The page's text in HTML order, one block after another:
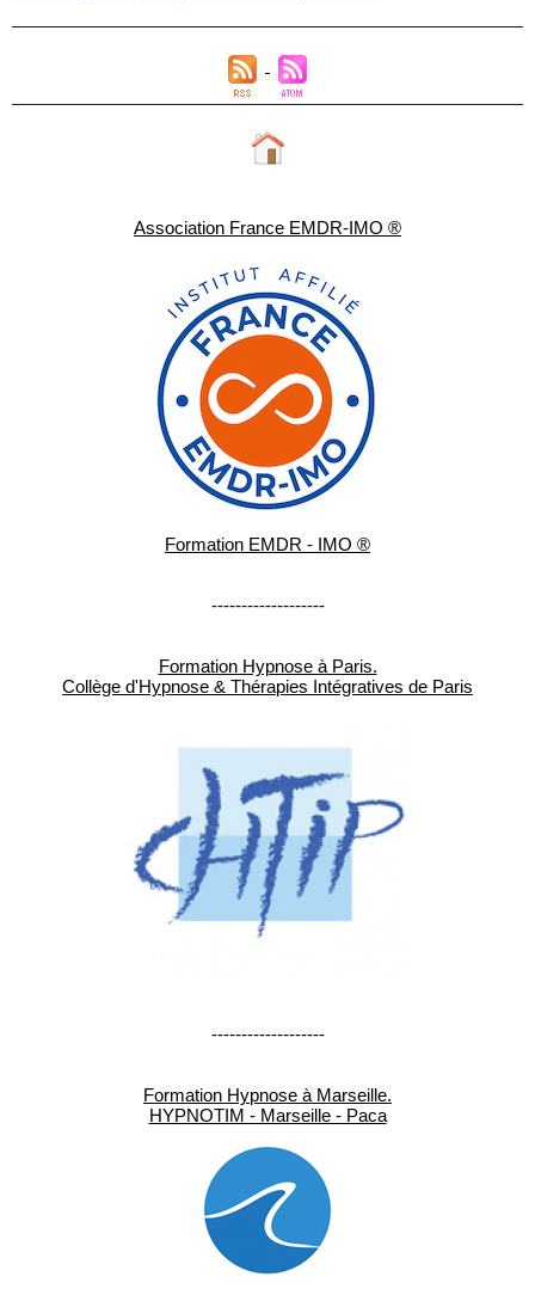
Association France EMDR-IMO ®
Formation EMDR - IMO ®
-------------------
Formation Hypnose à Paris.
Collège d'Hypnose & Thérapies Intégratives de Paris
-------------------
Formation Hypnose à Marseille.
HYPNOTIM - Marseille - Paca